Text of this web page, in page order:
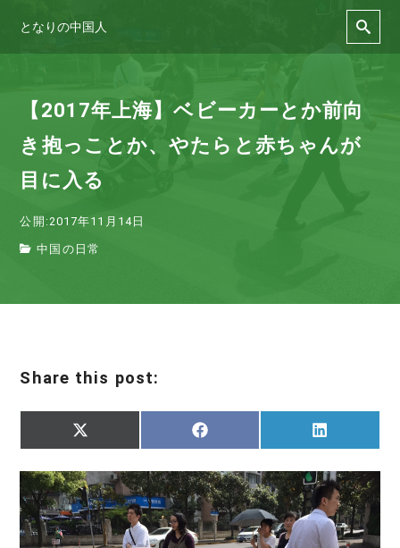
となりの中国人
【2017年上海】ベビーカーとか前向
き抱っことか、やたらと赤ちゃんが
目に入る
公開:2017年11月14日
中国の日常
Share this post:
Share
X
(
w
i
t
t
e
r
)
Share
F
a
e
b
o
o
k
Share
L
i
k
e
d
I
n